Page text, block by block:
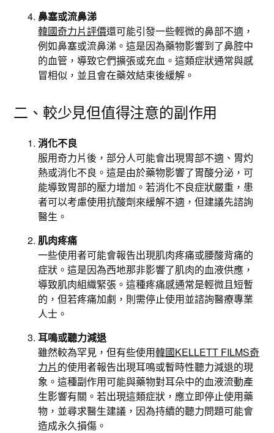
鼻塞或流鼻涕
韓國奇力片評價還可能引發一些輕微的鼻部不適，
例如鼻塞或流鼻涕。這是因為藥物影響到了鼻腔中
的血管，導致它們擴張或充血。這類症狀通常與感
冒相似，並且會在藥效結束後緩解。
二、較少見但值得注意的副作用
消化不良
服用奇力片後，部分人可能會出現胃部不適、胃灼
熱或消化不良。這是由於藥物影響了胃酸分泌，可
能導致胃部的壓力增加。若消化不良症狀嚴重，患
者可以考慮使用抗酸劑來緩解不適，但建議先諮詢
醫生。
肌肉疼痛
一些使用者可能會報告出現肌肉疼痛或腰酸背痛的
症狀。這是因為西地那非影響了肌肉的血液供應，
導致肌肉組織緊張。這種疼痛感通常是輕微且短暫
的，但若疼痛加劇，則需停止使用並諮詢醫療專業
人士。
耳鳴或聽力減退
雖然較為罕見，但有些使用韓國KELLETT FILMS奇
力片的使用者報告出現耳鳴或暫時性聽力減退的現
象。這種副作用可能與藥物對耳朵中的血液流動產
生影響有關。若出現這類症狀，應立即停止使用藥
物，並尋求醫生建議，因為持續的聽力問題可能會
造成永久損傷。